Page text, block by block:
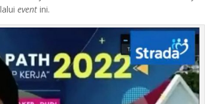
event ini.